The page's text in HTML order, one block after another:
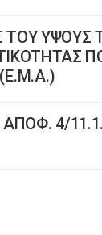
ΥΨΟΥΣ
ΑΠΟΦ. 4/